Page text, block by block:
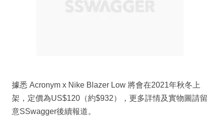
據悉 Acronym x Nike Blazer Low 將會在2021年秋冬上
架，定價為US$120（約$932），更多詳情及實物圖請留
意SSwagger後續報道。